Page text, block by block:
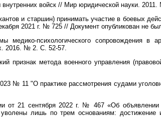
внутренних войск // Мир юридической науки.
и старшин) принимать участие в боевых
2021 г. № 725 // Документ опубликован не
медико-психологического сопровождения в
2016. № 2. С. 52-57.
признак метода военного управления
№ 11 "О практике рассмотрения судами
от 21 сентября 2022 г. № 467 «Об объявлении
лишь по трем основаниям: достижение